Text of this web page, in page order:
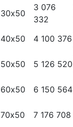
30х50
3 076
332
40х50
4 100 376
50х50 5 126 520
60х50 6 150 564
70х50
7 176 708